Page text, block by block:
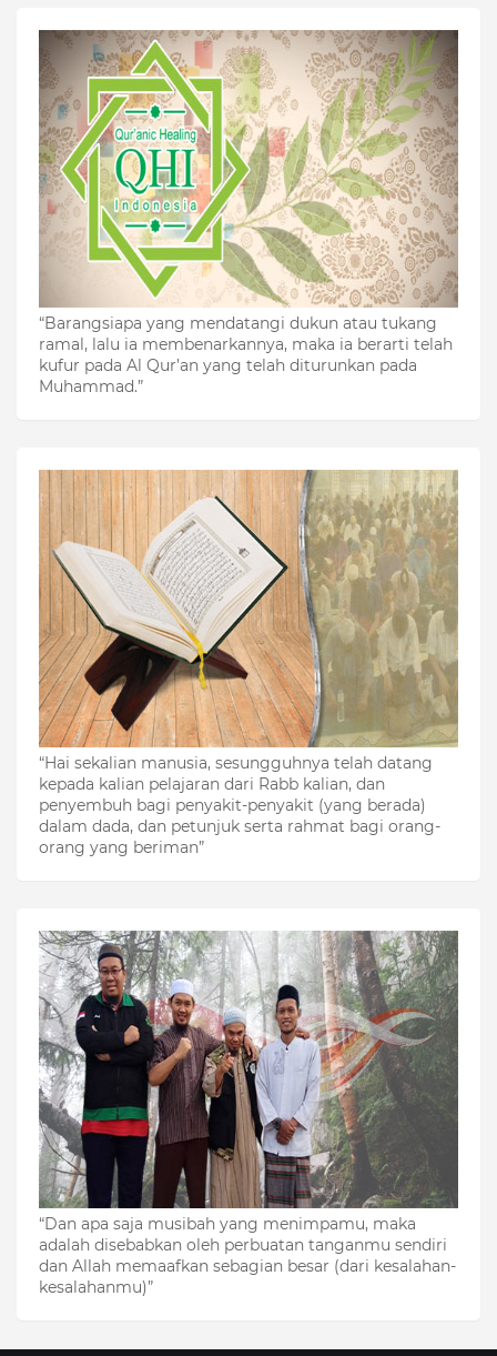
“Barangsiapa yang mendatangi dukun atau tukang
ramal, lalu ia membenarkannya, maka ia berarti telah
kufur pada Al Qur’an yang telah diturunkan pada
Muhammad.”
“Hai sekalian manusia, sesungguhnya telah datang
kepada kalian pelajaran dari Rabb kalian, dan
penyembuh bagi penyakit-penyakit (yang berada)
dalam dada, dan petunjuk serta rahmat bagi orang-
orang yang beriman”
“Dan apa saja musibah yang menimpamu, maka
adalah disebabkan oleh perbuatan tanganmu sendiri
dan Allah memaafkan sebagian besar (dari kesalahan-
kesalahanmu)”